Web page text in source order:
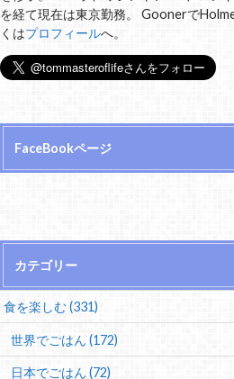
を経て現在は東京勤務。 Goonerで
くはプロフィールへ。
FaceBookページ
カテゴリー
食を楽しむ (331)
世界でごはん (172)
日本でごはん (72)